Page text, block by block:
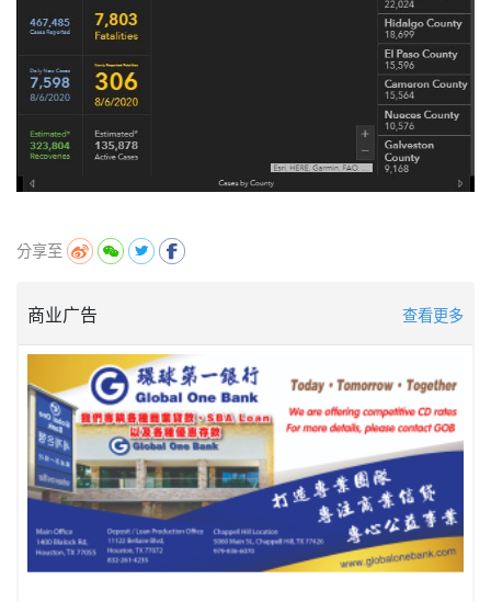
分享至
商业广告 查看更多